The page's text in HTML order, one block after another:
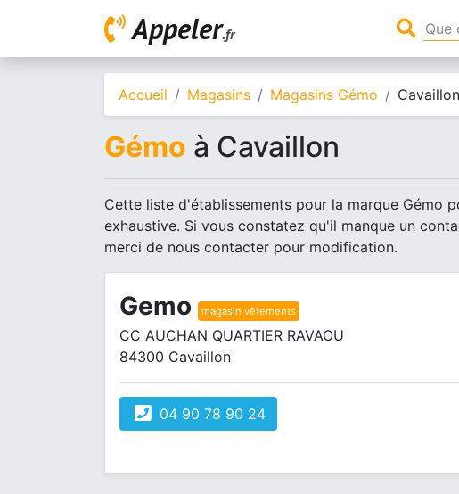
Appeler.fr
Accueil Magasins Magasins Gémo Cavaillon
Gémo à Cavaillon
Cette liste d'établissements pour la marque Gémo
exhaustive. Si vous constatez qu'il manque un
merci de nous contacter pour modification.
Gemo magasin vêtements
CC AUCHAN QUARTIER RAVAOU
84300 Cavaillon
04 90 78 90 24